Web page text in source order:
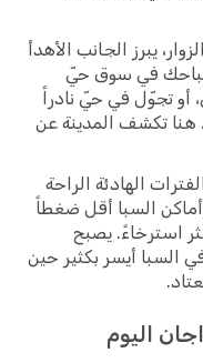
يبرز الجانب الأهدأ
صباحك في سوق حيّ
أو تجوّل في حيّ نادراً
هنا تكشف المدينة عن
الهادئة الراحة
السبا أقل ضغطاً
استرخاءً. يصبح
السبا أيسر بكثير حين
اليوم